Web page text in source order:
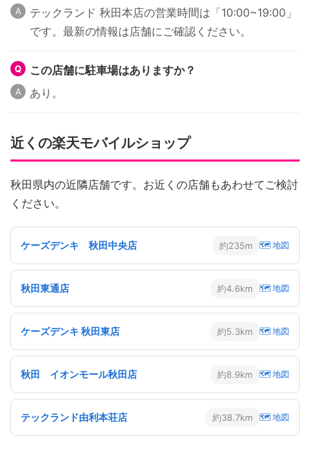
テックランド 秋田本店の営業時間は「10:00~19:00」
です。最新の情報は店舗にご確認ください。
この店舗に駐車場はありますか？
あり。
近くの楽天モバイルショップ
秋田県内の近隣店舗です。お近くの店舗もあわせてご検討
ください。
ケーズデンキ 秋田中央店 約235m 🗺 地図
秋田東通店 約4.6km 🗺 地図
ケーズデンキ 秋田東店 約5.3km 🗺 地図
秋田 イオンモール秋田店 約8.9km 🗺 地図
テックランド由利本荘店 約38.7km 🗺 地図